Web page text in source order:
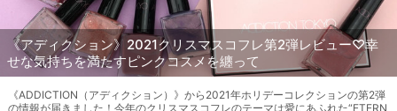
《アディクション》2021クリスマスコフレ第2弾レビュー♡幸
せな気持ちを満たすピンクコスメを纏って
《ADDICTION（アディクション）》から2021年ホリデーコレクションの第2弾
の情報が届きました！今年のクリスマスコフレのテーマは愛にあふれた“ETERN